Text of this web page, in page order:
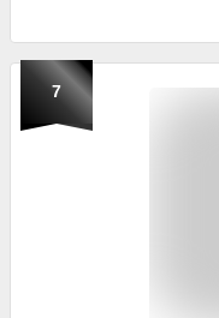
7